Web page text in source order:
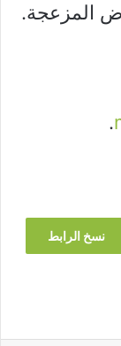
المزعجة.
.
نسخ الرابط